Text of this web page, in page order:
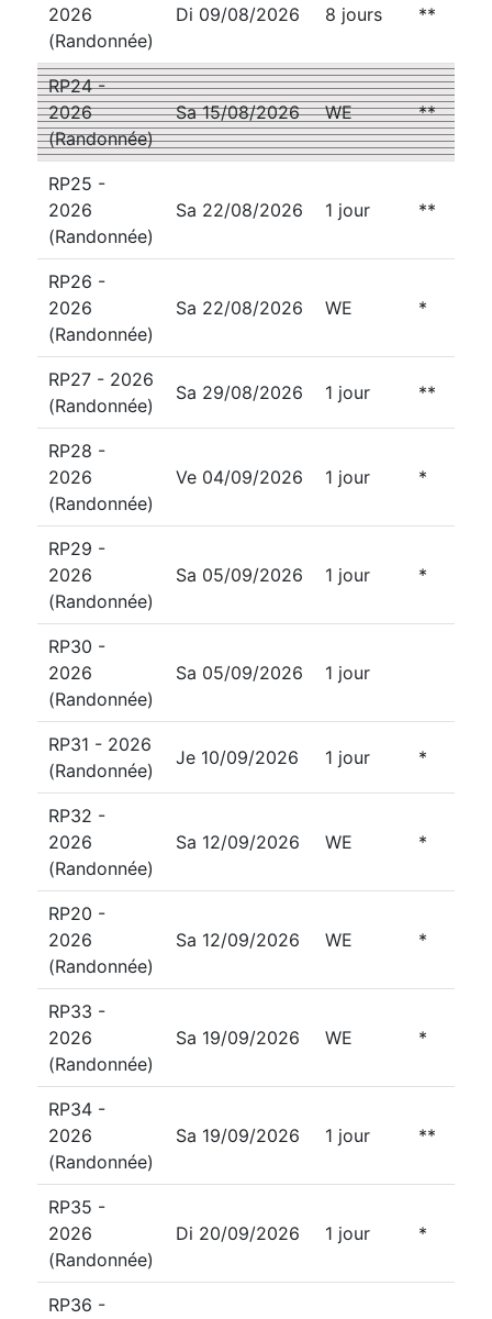
2026
(Randonnée)
Di 09/08/2026 8 jours **
RP24 -
2026
(Randonnée)
Sa 15/08/2026 WE **
RP25 -
2026
(Randonnée)
Sa 22/08/2026 1 jour **
RP26 -
2026
(Randonnée)
Sa 22/08/2026 WE *
RP27 - 2026
(Randonnée)
Sa 29/08/2026 1 jour **
RP28 -
2026
(Randonnée)
Ve 04/09/2026 1 jour *
RP29 -
2026
(Randonnée)
Sa 05/09/2026 1 jour *
RP30 -
2026
(Randonnée)
Sa 05/09/2026 1 jour
RP31 - 2026
(Randonnée)
Je 10/09/2026 1 jour *
RP32 -
2026
(Randonnée)
Sa 12/09/2026 WE *
RP20 -
2026
(Randonnée)
Sa 12/09/2026 WE *
RP33 -
2026
(Randonnée)
Sa 19/09/2026 WE *
RP34 -
2026
(Randonnée)
Sa 19/09/2026 1 jour **
RP35 -
2026
(Randonnée)
Di 20/09/2026 1 jour *
RP36 -